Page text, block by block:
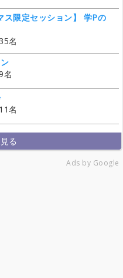
限定セッション】 学Pの
35名
名
11名
Ads by Google